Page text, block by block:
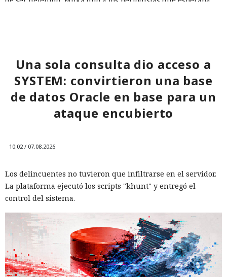
vigilar la actividad de las cuentas por accesos desde
dispositivos desconocidos.
Una sola consulta dio acceso a
SYSTEM: convirtieron una base
de datos Oracle en base para un
ataque encubierto
10:02 / 07.08.2026
Los delincuentes no tuvieron que infiltrarse en el servidor.
La plataforma ejecutó los scripts "khunt" y entregó el
control del sistema.